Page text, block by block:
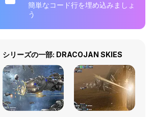
簡単なコード行を埋め込みましょ
う
シリーズの一部: DRACOJAN SKIES